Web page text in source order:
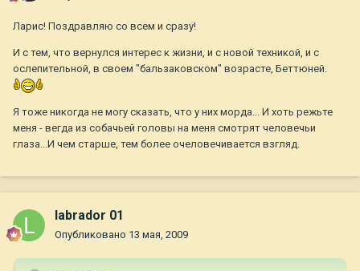
Ларис! Поздравляю со всем и сразу!
И с тем, что вернулся интерес к жизни, и с новой техникой, и с
ослепительной, в своем "бальзаковском" возрасте, Беттюней.
Я тоже никогда не могу сказать, что у них морда... И хоть режьте
меня - вегда из собачьей головы на меня смотрят человечьи
глаза...И чем старше, тем более очеловечивается взгляд.
labrador 01
Опубликовано 13 мая, 2009